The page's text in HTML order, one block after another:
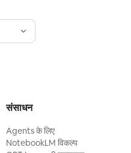
संसाधन
Agents के लिए
NotebookLM विकल्प